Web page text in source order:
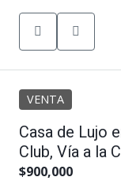
VENTA
Casa de Lujo
Club, Vía a la
$900,000